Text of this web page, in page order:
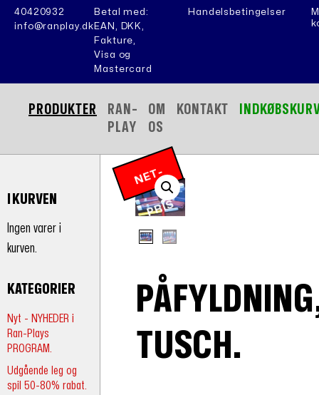
40420932
info@ranplay.dk
Betal med:
EAN, DKK,
Fakture,
Visa og
Mastercard
Handelsbetingelser
PRODUKTER
RAN-
PLAY
OM
OS
KONTAKT
I KURVEN
Ingen varer i
kurven.
KATEGORIER
Nyt - NYHEDER i
Ran-Plays
PROGRAM.
Udgående leg og
spil 50-80% rabat.
N
E
T
-
P
RI
S
TUSCH.